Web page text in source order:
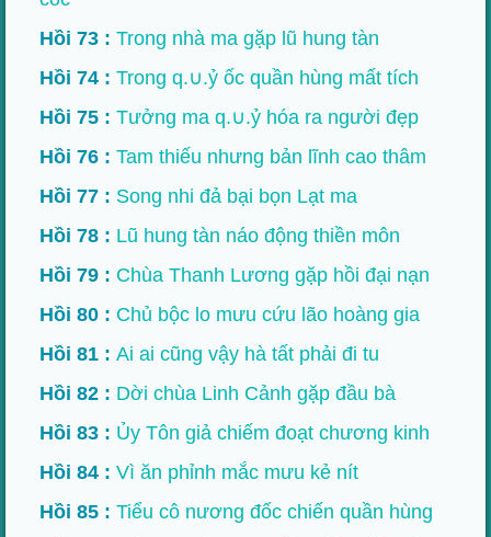
Hồi 73 : Trong nhà ma gặp lũ hung tàn
Hồi 74 : Trong q.∪.ỷ ốc quần hùng mất tích
Hồi 75 : Tưởng ma q.∪.ỷ hóa ra người đẹp
Hồi 76 : Tam thiếu nhưng bản lĩnh cao thâm
Hồi 77 : Song nhi đả bại bọn Lạt ma
Hồi 78 : Lũ hung tàn náo động thiền môn
Hồi 79 : Chùa Thanh Lương gặp hồi đại nạn
Hồi 80 : Chủ bộc lo mưu cứu lão hoàng gia
Hồi 81 : Ai ai cũng vậy hà tất phải đi tu
Hồi 82 : Dời chùa Linh Cảnh gặp đầu bà
Hồi 83 : Ủy Tôn giả chiếm đoạt chương kinh
Hồi 84 : Vì ăn phỉnh mắc mưu kẻ nít
Hồi 85 : Tiểu cô nương đốc chiến quần hùng